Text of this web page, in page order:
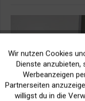
Was ist ein
Funktionale
Marketing
Wir nutzen Cookies
Dienste anzubieten,
Werbeanzeigen
Partnerseiten
willigst du in die